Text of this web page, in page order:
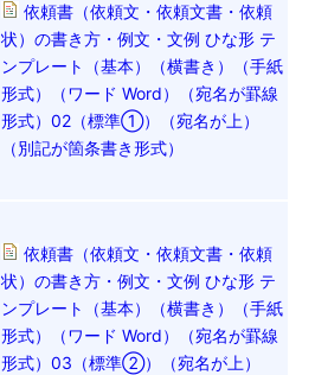
依頼書（依頼文・依頼文書・依頼
状）の書き方・例文・文例 ひな形 テ
ンプレート（基本）（横書き）（手紙
形式）（ワード Word）（宛名が罫線
形式）02（標準①）（宛名が上）
（別記が箇条書き形式）
依頼書（依頼文・依頼文書・依頼
状）の書き方・例文・文例 ひな形 テ
ンプレート（基本）（横書き）（手紙
形式）（ワード Word）（宛名が罫線
形式）03（標準②）（宛名が上）